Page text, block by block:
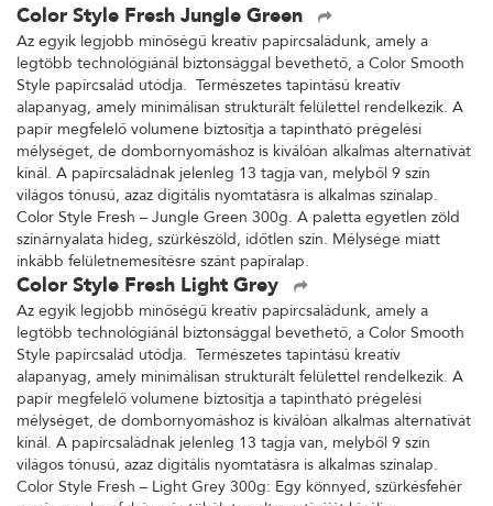
Color Style Fresh Jungle Green
Az egyik legjobb minőségű kreatív papírcsaládunk, amely a
legtöbb technológiánál biztonsággal bevethető, a Color Smooth
Style papírcsalád utódja. Természetes tapintású kreatív
alapanyag, amely minimálisan strukturált felülettel rendelkezik. A
papír megfelelő volumene biztosítja a tapintható prégelési
mélységet, de dombornyomáshoz is kiválóan alkalmas alternatívát
kínál. A papírcsaládnak jelenleg 13 tagja van, melyből 9 szín
világos tónusú, azaz digitális nyomtatásra is alkalmas színalap.
Color Style Fresh – Jungle Green 300g. A paletta egyetlen zöld
színárnyalata hideg, szürkészöld, időtlen szín. Mélysége miatt
inkább felületnemesítésre szánt papíralap.
Color Style Fresh Light Grey
Az egyik legjobb minőségű kreatív papírcsaládunk, amely a
legtöbb technológiánál biztonsággal bevethető, a Color Smooth
Style papírcsalád utódja. Természetes tapintású kreatív
alapanyag, amely minimálisan strukturált felülettel rendelkezik. A
papír megfelelő volumene biztosítja a tapintható prégelési
mélységet, de dombornyomáshoz is kiválóan alkalmas alternatívát
kínál. A papírcsaládnak jelenleg 13 tagja van, melyből 9 szín
világos tónusú, azaz digitális nyomtatásra is alkalmas színalap.
Color Style Fresh – Light Grey 300g: Egy könnyed, szürkésfehér